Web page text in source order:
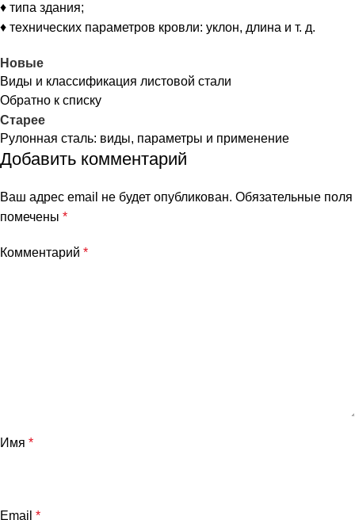
♦ типа здания;
♦ технических параметров кровли: уклон, длина и т. д.
Новые
Виды и классификация листовой стали
Обратно к списку
Старее
Рулонная сталь: виды, параметры и применение
Добавить комментарий
Ваш адрес email не будет опубликован. Обязательные поля
помечены *
Комментарий *
Имя *
Email *